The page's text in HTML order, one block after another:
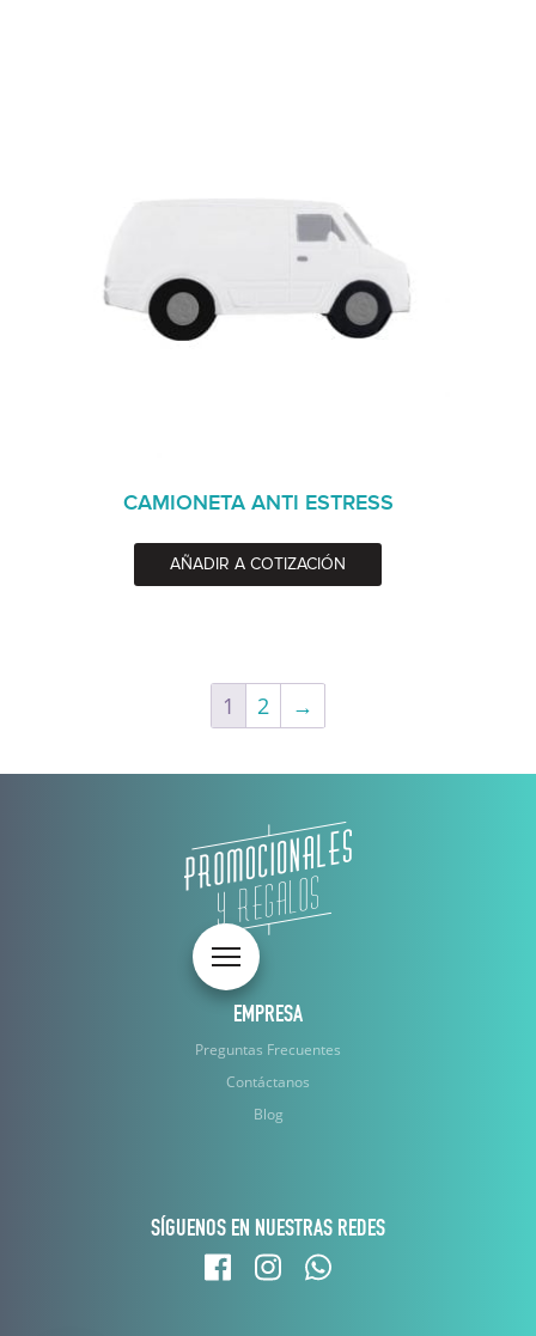
Toggle navigation
CAMIONETA ANTI ESTRESS
AÑADIR A COTIZACIÓN
1 2 →
EMPRESA
Preguntas Frecuentes
Contáctanos
Blog
SÍGUENOS EN NUESTRAS REDES